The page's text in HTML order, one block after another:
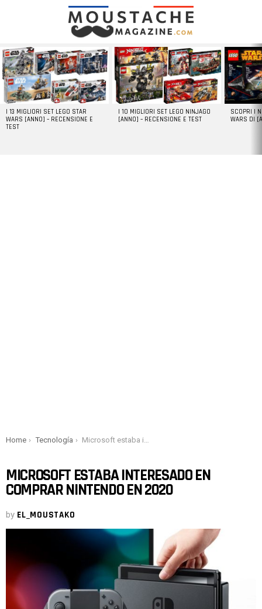
LATEST
STORIES
I 13 MIGLIORI SET LEGO STAR
WARS [ANNO] – RECENSIONE E
TEST
I 10 MIGLIORI SET LEGO NINJAGO
[ANNO] – RECENSIONE E TEST
SCOPRI I
WARS DI
You are here:
Home Tecnología Microsoft estaba interesado en comprar Nintendo en 2020
MICROSOFT ESTABA INTERESADO EN
COMPRAR NINTENDO EN 2020
by EL_MOUSTAKO